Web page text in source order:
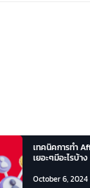
เทคนิคการทำ
เยอะๆมีอะไรบ้าง
October 6, 2024